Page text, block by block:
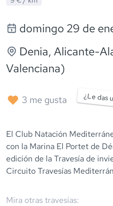
domingo 29 de
Denia, Alicante-
Valenciana)
3 me gusta ¿Le das
El Club Natación
con la Marina El Portet de
edición de la Travesía de
Circuito Travesías
Mira otras travesías: